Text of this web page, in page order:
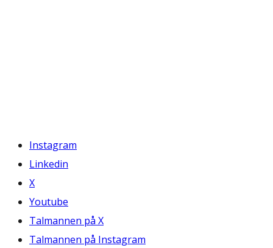
Instagram
Linkedin
X
Youtube
Talmannen på X
Talmannen på Instagram